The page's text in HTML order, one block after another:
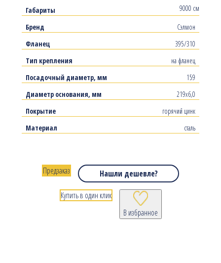
Габариты
9000 см
Бренд
Сэлмон
Фланец
395/310
Тип крепления
на фланец
Посадочный диаметр, мм
159
Диаметр основания, мм
219х6,0
Покрытие
горячий цинк
Материал
сталь
Нашли дешевле?
В избранное
Предзаказ
Купить в один клик